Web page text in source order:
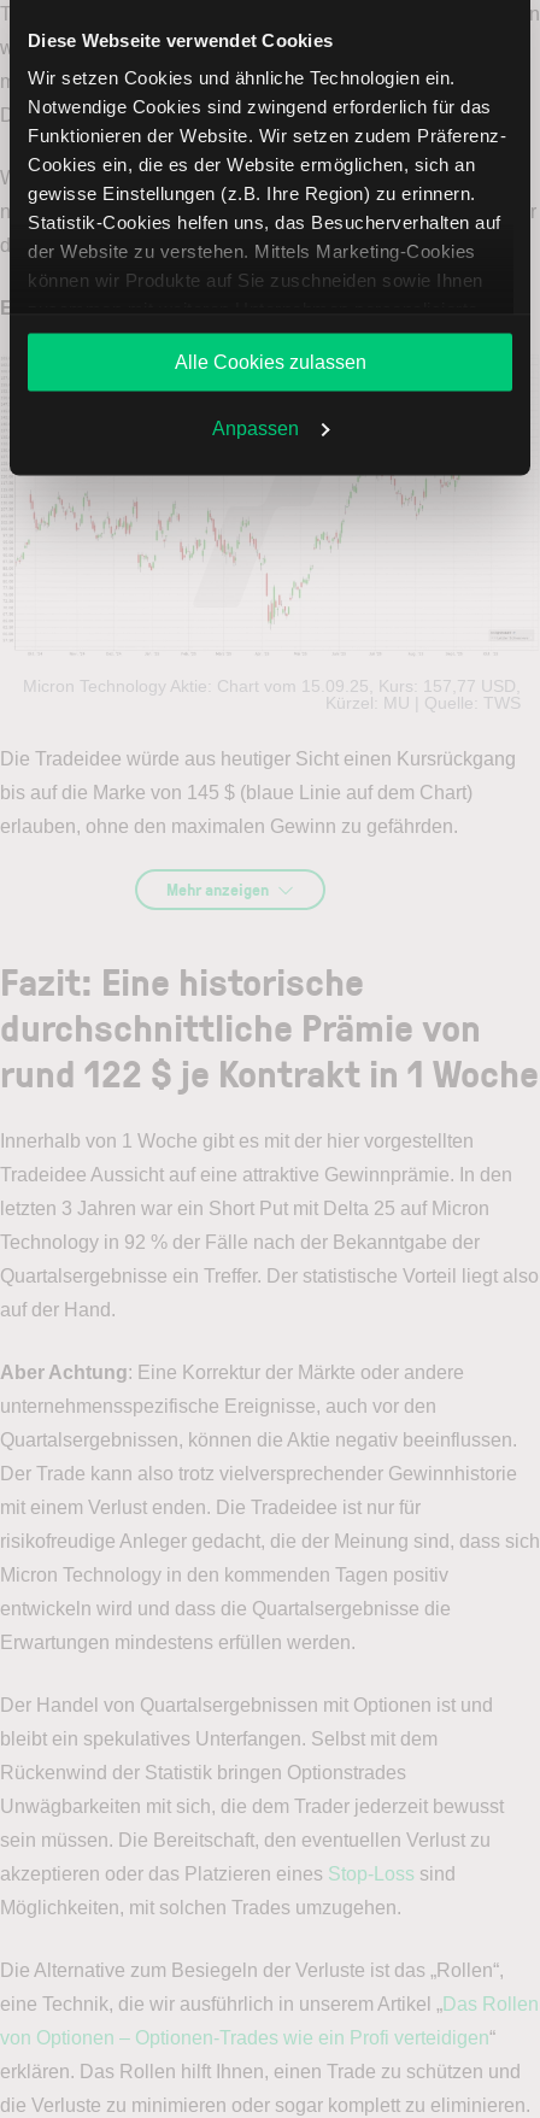
Diese Webseite verwendet Cookies
Wir setzen Cookies und ähnliche Technologien ein.
Notwendige Cookies sind zwingend erforderlich für das
Funktionieren der Website. Wir setzen zudem Präferenz-
Cookies ein, die es der Website ermöglichen, sich an
gewisse Einstellungen (z.B. Ihre Region) zu erinnern.
Statistik-Cookies helfen uns, das Besucherverhalten auf
der Website zu verstehen. Mittels Marketing-Cookies
können wir Produkte auf Sie zuschneiden sowie Ihnen
Angebote unterbreiten. Sie entscheiden, welche Cookies
Sie zulassen oder ablehnen. Ihre Entscheidung können
Sie jederzeit in denCookie-Einstellungenändern.
Weitere Infos auch in unsererDatenschutzerklärung
Alle Cookies zulassen
Anpassen
Trade in die Verlustzone. Dass die MU Aktie nicht auf null fallen
wird, dürfte jedoch klar sein, so dass in der Praxis das
maximale Verlustrisiko begrenzt bleiben wird. Aber Achtung:
Dieser Verlust kann jedoch sehr hoch ausfallen!
Wenn der Trade während der Laufzeit der Option stark im Plus
notieren sollte, kann eine vorzeitige
Gewinnmitnahme
(also vor
dem anvisierten Schließdatum) in Betracht gezogen werden.
Entwicklung der MU Aktie über 1 Jahr
Micron Technology Aktie: Chart vom 15.09.25, Kurs: 157,77 USD,
Kürzel: MU | Quelle: TWS
Die Tradeidee würde aus heutiger Sicht einen Kursrückgang
bis auf die Marke von 145 $ (blaue Linie auf dem Chart)
erlauben, ohne den maximalen Gewinn zu gefährden.
Demokontofür den
Optionshandel
Eröffnen Sie jetzt
Traden von Optionen ohneRisiko– ganz einfach und
unverbindlich, auch wenn Sie noch kein Kunde von LYNX
sind.
Ich bin bereits LYNX Kunde
Als Kunde von LYNX können Sie sich in Ihrer
erstellen.
Eine Anleitung hierfür finden Sie hier:
Anleitung Demokonto erstellen
Wie möchten Sie angesprochen werden?
Herr Frau
Titel (Optional)
Mehr anzeigen
Fazit: Eine historische
durchschnittliche Prämie von
rund 122 $ je Kontrakt in 1 Woche
Innerhalb von 1 Woche gibt es mit der hier vorgestellten
Tradeidee Aussicht auf eine attraktive Gewinnprämie. In den
letzten 3 Jahren war ein Short Put mit Delta 25 auf Micron
Technology in 92 % der Fälle nach der Bekanntgabe der
Quartalsergebnisse ein Treffer. Der statistische Vorteil liegt also
auf der Hand.
Aber Achtung: Eine Korrektur der Märkte oder andere
unternehmensspezifische Ereignisse, auch vor den
Quartalsergebnissen, können die Aktie negativ beeinflussen.
Der Trade kann also trotz vielversprechender Gewinnhistorie
mit einem Verlust enden. Die Tradeidee ist nur für
risikofreudige Anleger gedacht, die der Meinung sind, dass sich
Micron Technology in den kommenden Tagen positiv
entwickeln wird und dass die Quartalsergebnisse die
Erwartungen mindestens erfüllen werden.
Der Handel von Quartalsergebnissen mit Optionen ist und
bleibt ein spekulatives Unterfangen. Selbst mit dem
Rückenwind der Statistik bringen Optionstrades
Unwägbarkeiten mit sich, die dem Trader jederzeit bewusst
sein müssen. Die Bereitschaft, den eventuellen Verlust zu
akzeptieren oder das Platzieren eines Stop-Loss sind
Möglichkeiten, mit solchen Trades umzugehen.
Die Alternative zum Besiegeln der Verluste ist das „Rollen“,
eine Technik, die wir ausführlich in unserem Artikel „Das Rollen
von Optionen – Optionen-Trades wie ein Profi verteidigen“
erklären. Das Rollen hilft Ihnen, einen Trade zu schützen und
die Verluste zu minimieren oder sogar komplett zu eliminieren.